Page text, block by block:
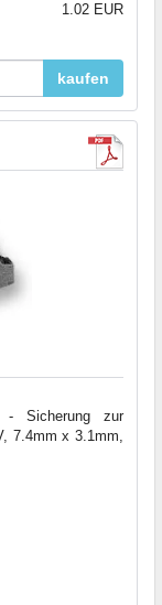
1.02 EUR
kaufen
- Sicherung zur
7.4mm x 3.1mm,